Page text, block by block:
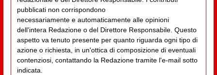
pubblicati non corrispondono
necessariamente e automaticamente alle opinioni
dell'intera Redazione o del Direttore Responsabile. Questo
aspetto va tenuto presente per quanto riguarda ogni tipo di
azione o richiesta, in un'ottica di composizione di eventuali
contenziosi, contattando la Redazione tramite l'e-mail sotto
indicata.